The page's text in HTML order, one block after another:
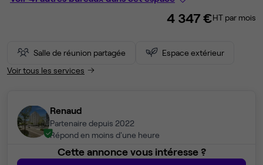
4 347 €HT par mois
Salle de réunion partagée
Espace extérieur
Voir tous les services
Renaud
Partenaire depuis 2022
Répond en moins d'une heure
Cette annonce vous intéresse ?